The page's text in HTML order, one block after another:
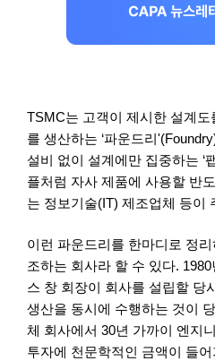
TSMC는 고객이 제시한 설계
를 생산하는 ‘파운드리
설비 없이 설계에만 집중하는 ‘
플처럼 자사 제품에 사용할 반
는 정보기술(IT) 제조업체 등이
이런 파운드리를 한마디로 정리
조하는 회사라 할 수 있다.
스 창 회장이 회사를 설립할 당
생산을 동시에 수행하는 것이
체 회사에서 30년 가까이 엔지
투자에 천문학적인 금액이 들